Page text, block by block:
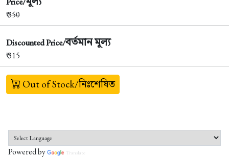
₹350
Discounted Price/বর্তমান মূল্য
₹ 315
Out of Stock/নিঃশেষিত
Powered by Translate